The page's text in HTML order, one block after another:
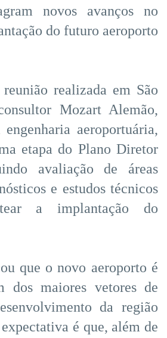
novos avanços no
do futuro aeroporto
realizada em São
Mozart Alemão,
aeroportuária,
etapa do Plano Diretor
avaliação de áreas
e estudos técnicos
a implantação do
que o novo aeroporto é
dos maiores vetores de
da região
é que, além de